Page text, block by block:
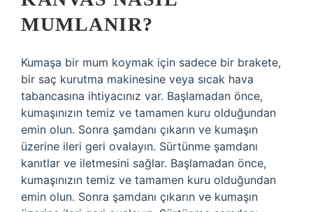
MUMLANIR?
Kumaşa bir mum koymak için sadece bir brakete,
bir saç kurutma makinesine veya sıcak hava
tabancasına ihtiyacınız var. Başlamadan önce,
kumaşınızın temiz ve tamamen kuru olduğundan
emin olun. Sonra şamdanı çıkarın ve kumaşın
üzerine ileri geri ovalayın. Sürtünme şamdanı
kanıtlar ve iletmesini sağlar. Başlamadan önce,
kumaşınızın temiz ve tamamen kuru olduğundan
emin olun. Sonra şamdanı çıkarın ve kumaşın